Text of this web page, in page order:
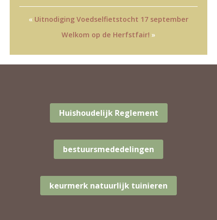
« Uitnodiging Voedselfietstocht 17 september
Welkom op de Herfstfair! »
Huishoudelijk Reglement
bestuursmededelingen
keurmerk natuurlijk tuinieren